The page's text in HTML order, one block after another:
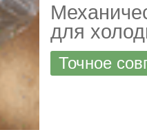
для
Точное